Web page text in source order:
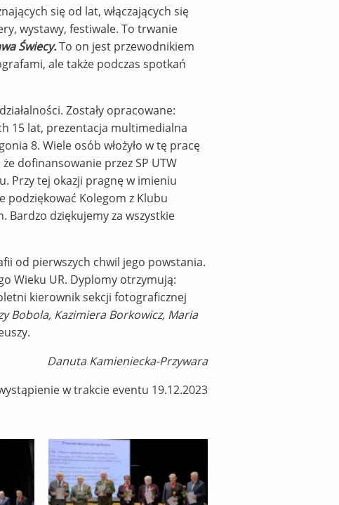
się od lat, włączających się
wystawy, festiwale. To trwanie
Świecy.To on jest przewodnikiem
ale także podczas spotkań
Zostały opracowane:
15 lat, prezentacja multimedialna
8. Wiele osób włożyło w tę pracę
dofinansowanie przez SP UTW
Przy tej okazji pragnę w imieniu
podziękować Kolegom z Klubu
dziękujemy za wszystkie
od pierwszych chwil jego powstania.
Wieku UR. Dyplomy otrzymują:
kierownik sekcji fotograficznej
Bobola, Kazimiera Borkowicz, Maria
Danuta Kamieniecka-Przywara
w trakcie eventu 19.12.2023